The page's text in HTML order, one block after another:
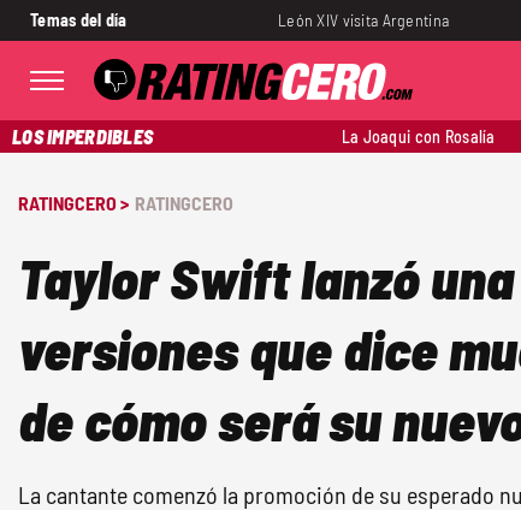
Temas del día León XIV visita Argentina
LOS IMPERDIBLES La Joaqui con Rosalía
RATINGCERO > RATINGCERO
Taylor Swift lanzó
versiones que dice
de cómo será su
La cantante comenzó la promoción de su esperado